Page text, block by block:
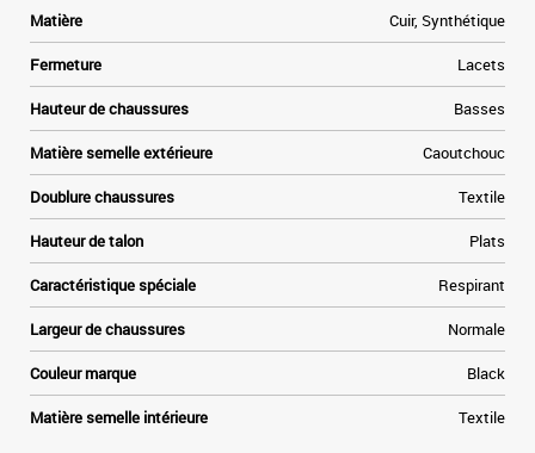
Matière Cuir, Synthétique
Fermeture Lacets
Hauteur de chaussures Basses
Matière semelle extérieure Caoutchouc
Doublure chaussures Textile
Hauteur de talon Plats
Caractéristique spéciale Respirant
Largeur de chaussures Normale
Couleur marque Black
Matière semelle intérieure Textile